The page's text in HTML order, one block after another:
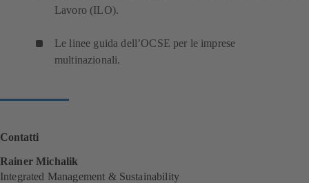
Lavoro (ILO).
Le linee guida dell’OCSE per le imprese
multinazionali.
Contatti
Rainer Michalik
Integrated Management & Sustainability